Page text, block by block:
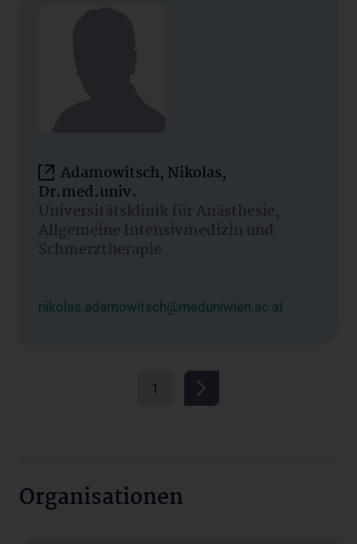
Adamowitsch, Nikolas,
Dr.med.univ.
Universitätsklinik für Anästhesie,
Allgemeine Intensivmedizin und
Schmerztherapie
nikolas.adamowitsch@meduniwien.ac.at
1
Organisationen